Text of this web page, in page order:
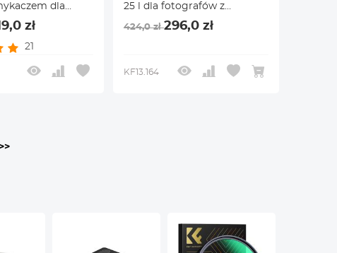
dla
regulowany
z aparatem
Canon Sony
zł
21
25 l dla fotografów z
pokrowcem
cala, kompatybilny z
424,0 zł296,0 zł
KF13.164